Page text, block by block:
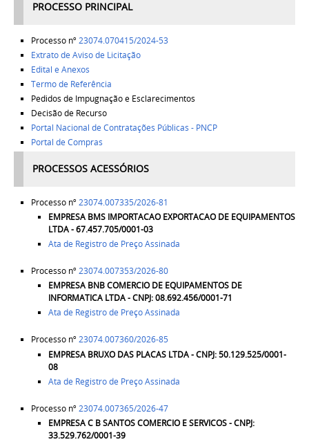
PROCESSO PRINCIPAL
Processo nº 23074.070415/2024-53
Extrato de Aviso de Licitação
Edital e Anexos
Termo de Referência
Pedidos de Impugnação e Esclarecimentos
Decisão de Recurso
Portal Nacional de Contratações Públicas - PNCP
Portal de Compras
PROCESSOS ACESSÓRIOS
Processo nº 23074.007335/2026-81
EMPRESA BMS IMPORTACAO EXPORTACAO DE EQUIPAMENTOS
LTDA - 67.457.705/0001-03
Ata de Registro de Preço Assinada
Processo nº 23074.007353/2026-80
EMPRESA BNB COMERCIO DE EQUIPAMENTOS DE
INFORMATICA LTDA - CNPJ: 08.692.456/0001-71
Ata de Registro de Preço Assinada
Processo nº 23074.007360/2026-85
EMPRESA BRUXO DAS PLACAS LTDA - CNPJ: 50.129.525/0001-
08
Ata de Registro de Preço Assinada
Processo nº 23074.007365/2026-47
EMPRESAC B SANTOS COMERCIO E SERVICOS - CNPJ:
33.529.762/0001-39